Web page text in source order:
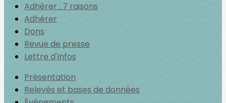
Adhérer : 7 raisons
Adhérer
Dons
Revue de presse
Lettre d'Infos
Présentation
Relevés et bases de données